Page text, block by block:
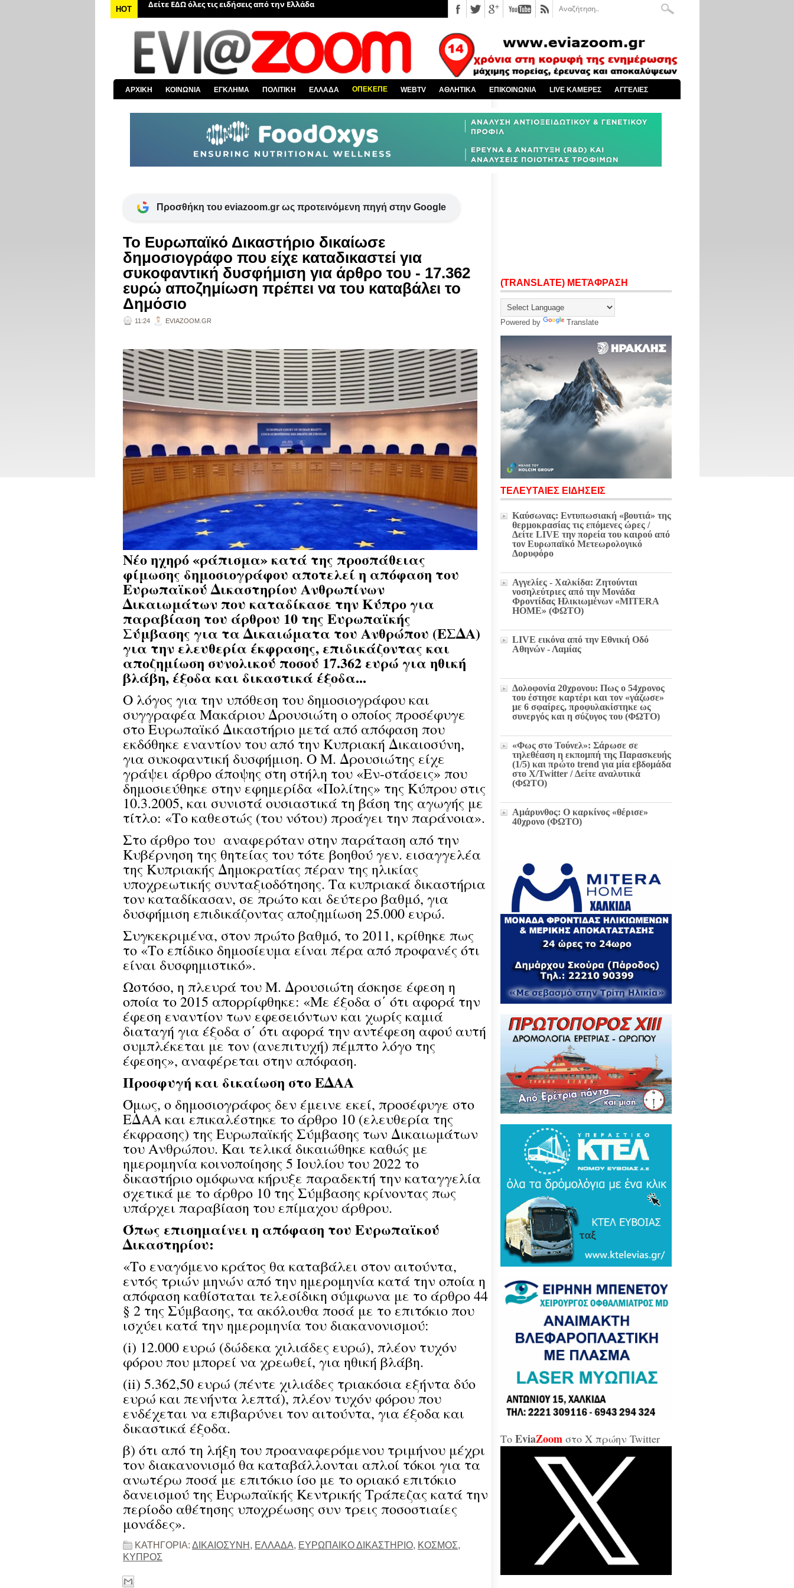
HOT
Δείτε ΕΔΩ όλα τα πολιτικά νέα
Δείτε ΕΔΩ τις αποκαλύψεις του EviaZoom.gr
Δείτε ΕΔΩ όλα τα αστυνομικά νέα
Δείτε ΕΔΩ όλα τα νέα από τον κόσμο
Δείτε ΕΔΩ όλα τα νέα για την Χαλκίδα και όλη την Εύβοια
Δείτε ΕΔΩ όλες τις ειδήσεις από την Ελλάδα
ΑΡΧΙΚΗ ΚΟΙΝΩΝΙΑ ΕΓΚΛΗΜΑ ΠΟΛΙΤΙΚΗ ΕΛΛΑΔΑ ΟΠΕΚΕΠΕ WEBTV ΑΘΛΗΤΙΚΑ ΕΠΙΚΟΙΝΩΝΙΑ LIVE ΚΑΜΕΡΕΣ ΑΓΓΕΛΙΕΣ
Προσθήκη του eviazoom.gr ως προτεινόμενη πηγή στην Google
Το Ευρωπαϊκό Δικαστήριο δικαίωσε
δημοσιογράφο που είχε καταδικαστεί για
συκοφαντική δυσφήμιση για άρθρο του - 17.362
ευρώ αποζημίωση πρέπει να του καταβάλει το
Δημόσιο
11:24 EVIAZOOM.GR
Νέο ηχηρό «ράπισμα» κατά της προσπάθειας
φίμωσης δημοσιογράφου αποτελεί η απόφαση του
Ευρωπαϊκού Δικαστηρίου Ανθρωπίνων
Δικαιωμάτων που καταδίκασε την Κύπρο για
παραβίαση του άρθρου 10 της Ευρωπαϊκής
Σύμβασης για τα Δικαιώματα του Ανθρώπου (ΕΣΔΑ)
για την ελευθερία έκφρασης, επιδικάζοντας και
αποζημίωση συνολικού ποσού 17.362 ευρώ για ηθική
βλάβη, έξοδα και δικαστικά έξοδα...
Ο λόγος για την υπόθεση του δημοσιογράφου και
συγγραφέα Μακάριου Δρουσιώτη ο οποίος προσέφυγε
στο Ευρωπαϊκό Δικαστήριο μετά από απόφαση που
εκδόθηκε εναντίον του από την Κυπριακή Δικαιοσύνη,
για συκοφαντική δυσφήμιση. Ο Μ. Δρουσιώτης είχε
γράψει άρθρο άποψης στη στήλη του «Εν-στάσεις» που
δημοσιεύθηκε στην εφημερίδα «Πολίτης» της Κύπρου στις
10.3.2005, και συνιστά ουσιαστικά τη βάση της αγωγής με
τίτλο: «Το καθεστώς (του νότου) προάγει την παράνοια».
Στο άρθρο του αναφερόταν στην παράταση από την
Κυβέρνηση της θητείας του τότε βοηθού γεν. εισαγγελέα
της Κυπριακής Δημοκρατίας πέραν της ηλικίας
υποχρεωτικής συνταξιοδότησης. Τα κυπριακά δικαστήρια
τον καταδίκασαν, σε πρώτο και δεύτερο βαθμό, για
δυσφήμιση επιδικάζοντας αποζημίωση 25.000 ευρώ.
Συγκεκριμένα, στον πρώτο βαθμό, το 2011, κρίθηκε πως
το «Το επίδικο δημοσίευμα είναι πέρα από προφανές ότι
είναι δυσφημιστικό».
Ωστόσο, η πλευρά του Μ. Δρουσιώτη άσκησε έφεση η
οποία το 2015 απορρίφθηκε: «Με έξοδα σ΄ ότι αφορά την
έφεση εναντίον των εφεσειόντων και χωρίς καμιά
διαταγή για έξοδα σ΄ ότι αφορά την αντέφεση αφού αυτή
συμπλέκεται με τον (ανεπιτυχή) πέμπτο λόγο της
έφεσης», αναφέρεται στην απόφαση.
Προσφυγή και δικαίωση στο ΕΔΑΑ
Όμως, ο δημοσιογράφος δεν έμεινε εκεί, προσέφυγε στο
ΕΔΑΑ και επικαλέστηκε το άρθρο 10 (ελευθερία της
έκφρασης) της Ευρωπαϊκής Σύμβασης των Δικαιωμάτων
του Ανθρώπου. Και τελικά δικαιώθηκε καθώς με
ημερομηνία κοινοποίησης 5 Ιουλίου του 2022 το
δικαστήριο ομόφωνα κήρυξε παραδεκτή την καταγγελία
σχετικά με το άρθρο 10 της Σύμβασης κρίνοντας πως
υπάρχει παραβίαση του επίμαχου άρθρου.
Όπως επισημαίνει η απόφαση του Ευρωπαϊκού
Δικαστηρίου:
«Το εναγόμενο κράτος θα καταβάλει στον αιτούντα,
εντός τριών μηνών από την ημερομηνία κατά την οποία η
απόφαση καθίσταται τελεσίδικη σύμφωνα με το άρθρο 44
§ 2 της Σύμβασης, τα ακόλουθα ποσά με το επιτόκιο που
ισχύει κατά την ημερομηνία του διακανονισμού:
(i) 12.000 ευρώ (δώδεκα χιλιάδες ευρώ), πλέον τυχόν
φόρου που μπορεί να χρεωθεί, για ηθική βλάβη.
(ii) 5.362,50 ευρώ (πέντε χιλιάδες τριακόσια εξήντα δύο
ευρώ και πενήντα λεπτά), πλέον τυχόν φόρου που
ενδέχεται να επιβαρύνει τον αιτούντα, για έξοδα και
δικαστικά έξοδα.
β) ότι από τη λήξη του προαναφερόμενου τριμήνου μέχρι
τον διακανονισμό θα καταβάλλονται απλοί τόκοι για τα
ανωτέρω ποσά με επιτόκιο ίσο με το οριακό επιτόκιο
δανεισμού της Ευρωπαϊκής Κεντρικής Τράπεζας κατά την
περίοδο αθέτησης υποχρέωσης συν τρεις ποσοστιαίες
μονάδες».
ΚΑΤΗΓΟΡΙΑ: ΔΙΚΑΙΟΣΥΝΗ , ΕΛΛΑΔΑ, ΕΥΡΩΠΑΙΚΟ ΔΙΚΑΣΤΗΡΙΟ, ΚΟΣΜΟΣ,
ΚΥΠΡΟΣ
(TRANSLATE) ΜΕΤΆΦΡΑΣΗ
Powered by Translate
ΤΕΛΕΥΤΑΙΕΣ ΕΙΔΗΣΕΙΣ
Καύσωνας: Εντυπωσιακή «βουτιά» της
θερμοκρασίας τις επόμενες ώρες /
Δείτε LIVE την πορεία του καιρού από
τον Ευρωπαϊκό Μετεωρολογικό
Δορυφόρο
Αγγελίες - Χαλκίδα: Ζητούνται
νοσηλεύτριες από την Μονάδα
Φροντίδας Ηλικιωμένων «MITERA
HOME» (ΦΩΤΟ)
LIVE εικόνα από την Εθνική Οδό
Αθηνών - Λαμίας
Δολοφονία 20χρονου: Πως ο 54χρονος
του έστησε καρτέρι και τον «γάζωσε»
με 6 σφαίρες, προφυλακίστηκε ως
συνεργός και η σύζυγος του (ΦΩΤΟ)
«Φως στο Τούνελ»: Σάρωσε σε
τηλεθέαση η εκπομπή της Παρασκευής
(1/5) και πρώτο trend για μία εβδομάδα
στο X/Twitter / Δείτε αναλυτικά
(ΦΩΤΟ)
Αμάρυνθος: Ο καρκίνος «θέρισε»
40χρονο (ΦΩΤΟ)
παρελθόν και μέλλον / Αποκλειστικά
στο EviaZoom.gr: Η ένορκη κατάθεση
πρώην Εισαγγελέα Χαλκίδας:
«Διεφθαρμένοι στη Χαλκίδα όλοι οι
διοικούντες δημόσιοι λειτουργοί...»
(ΕΓΓΡΑΦΑ)
Μετά την Χαλκίδα έμεινε χωρίς νερό
έκτακτης βλάβης...
Ζωή Κωνσταντοπούλου για σκάνδαλο
υποκλοπών: «Να κληθεί ο Εισαγγελέας
του Αρείου Πάγου Κ. Τζαβέλλας στην
Επιτροπή Θεσμών και Διαφάνειας της
Βουλής»
Τουρκικά ΜΜΕ: Συναγερμός και
τρόμος σε Ελλάδα και Ισραήλ για τον
νέο Τουρκικό υπερσύχρονο βαλιστικό
πύραυλο με βεληνεκές 6.000 χιλιομέτρα
(ΦΩΤΟ & ΒΙΝΤΕΟ)
Βάκα Gate: Την περίμεναν στη
συνεδρίαση λογοδοσίας και αυτή
μοίραζε μετάλλια και έβλεπε τον
Παναθηναϊκό στο μπάσκετ / Τα άδεια
έδρανα της ξεφτίλας! (ΦΩΤΟ)
Ανεξάρτητος βουλευτής Γιάννης
Σαρακιώτης στο EviaZoom.gr:
«Τριτοκοσμικό το κράτος δικαίου στην
μπανανία του Μητσοτάκη, στο
στόχαστρο του καθεστώτος όσο ποτέ οι
"ενοχλητικοί" δημοσιογράφοι...»
κράτος δικαίου ο Εισαγγελέας του
Αρείου Πάγου θα έπρεπε να τιμωρηθεί
παραδειγματικά...»
«Δώσε και σε εμένα μπάρμπα...»
Χαλκίδα: Άρον άρον την κοπάνησε η
Διοικήτρια της ΔΥΠΑ από το
«αμαρτωλό» Επιμελητήριο Εύβοιας /
«Ήταν προσβλητική, ειρωνική και
απαξιωτική προς τους εργαζόμενους...»
Μύδροι της αντιπολίτευσης για τις νέες
Τζαβέλλας αθώωσε και τον εαυτό του,
καταπάτησε βάναυσα το ήδη
κακοποιημένο κράτος δικαίου με μία
πραξικοματική διάταξη, θα κληθούν
για να λογοδοτήσουν και πρωτίστως ο
διευθύνων και αυτού του εγκλήματος
κ.Μητσοτάκης...»
Χαλκίδα: Δείτε ζωντανά την κίνηση
στη Παλαιά Γέφυρα (LIVE ΕΙΚΟΝΑ)
Το EviaZoom στο X πρώην Twitter